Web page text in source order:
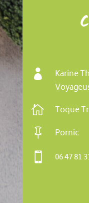

Karine
 Toque
 Pornic
 06 47 81